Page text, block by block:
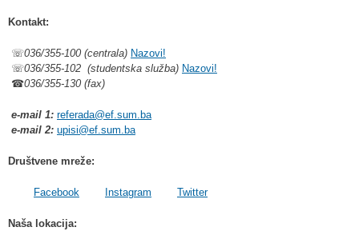
Kontakt:
☏036/355-100 (centrala) Nazovi!
☏036/355-102 (studentska služba) Nazovi!
☎036/355-130 (fax)
e-mail 1: referada@ef.sum.ba
e-mail 2: upisi@ef.sum.ba
Društvene mreže:
Facebook Instagram Twitter
Naša lokacija: